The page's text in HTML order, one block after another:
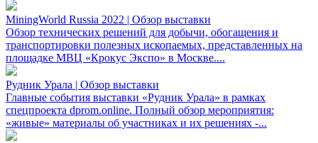
MiningWorld Russia 2022 | Обзор выставки
Обзор технических решений для добычи, обогащения и
транспортировки полезных ископаемых, представленных на
площадке МВЦ «Крокус Экспо» в Москве....
Рудник Урала | Обзор выставки
Главные события выставки «Рудник Урала» в рамках
спецпроекта dprom.online. Полный обзор мероприятия:
«живые» материалы об участниках и их решениях -...